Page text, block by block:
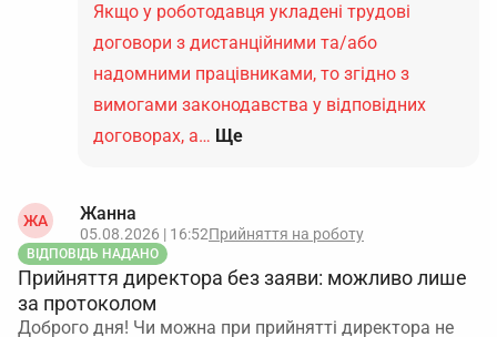
Якщо у роботодавця укладені трудові
договори з дистанційними та/або
надомними працівниками, то згідно з
вимогами законодавства у відповідних
договорах, а… Ще
ЖА Жанна
05.08.2026 | 16:52Прийняття на роботу
ВІДПОВІДЬ НАДАНО
Прийняття директора без заяви: можливо лише
за протоколом
Доброго дня! Чи можна при прийнятті директора не